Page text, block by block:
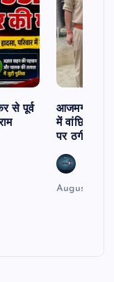
से पूर्व
आजमगढ़ 43
में वांछित
पर ठगी और
August 6,